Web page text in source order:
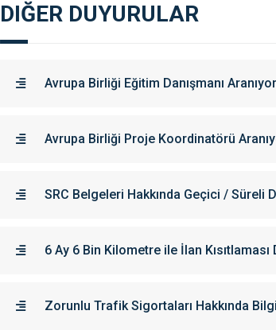
DIĞER DUYURULAR
Avrupa Birliği Eğitim Danışmanı
Avrupa Birliği Proje Koordinatörü
SRC Belgeleri Hakkında Geçici / Süreli
6 Ay 6 Bin Kilometre ile İlan
Zorunlu Trafik Sigortaları Hakkında